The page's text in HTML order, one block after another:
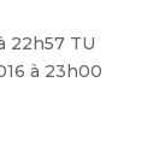
22h57 TU
à 23h00